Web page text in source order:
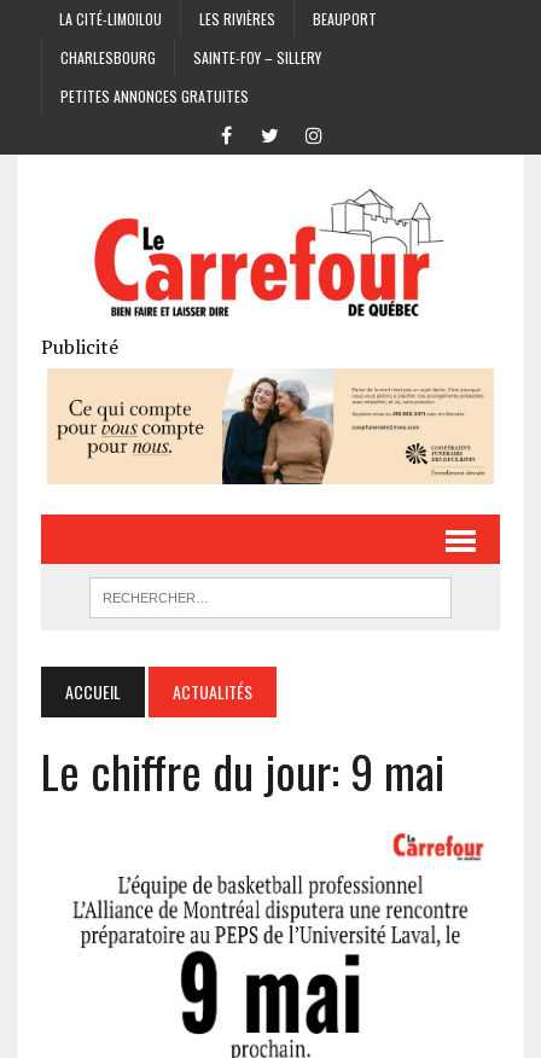
LA CITÉ-LIMOILOU LES RIVIÈRES
BEAUPORT
CHARLESBOURG
SAINTE-FOY – SILLERY
PETITES ANNONCES GRATUITES
Publicité
ACCUEIL ACTUALITÉS
Le chiffre du jour: 9 mai